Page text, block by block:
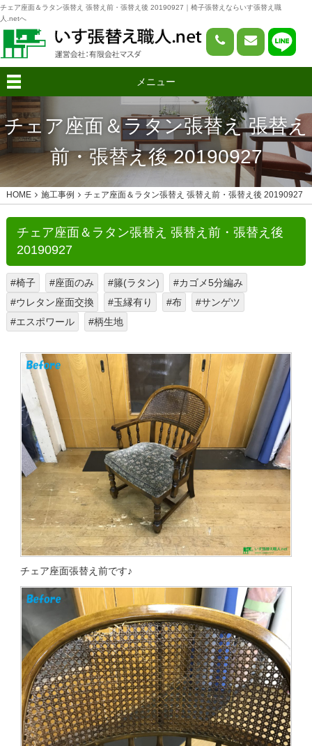
チェア座面＆ラタン張替え 張替え前・張替え後 20190927｜椅子張替えならいす張替え職
人.netへ
メニュー
チェア座面＆ラタン張替え 張替え
前・張替え後 20190927
HOME 施工事例 チェア座面＆ラタン張替え 張替え前・張替え後 20190927
チェア座面＆ラタン張替え 張替え前・張替え後
20190927
#椅子 #座面のみ #籐(ラタン)
#カゴメ5分編み
#ウレタン座面交換
#玉縁有り #布
#サンゲツ
#エスポワール
#柄生地
チェア座面張替え前です♪